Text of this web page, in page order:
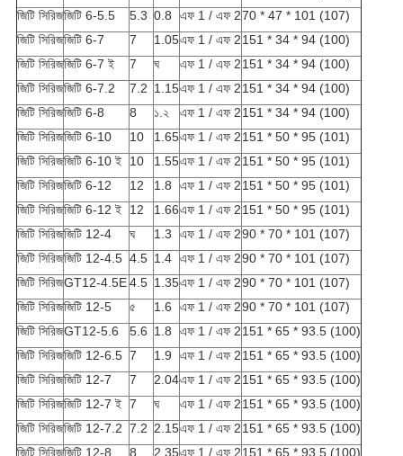
জিটি সিরিজজিটি 6-5.5 5.3 0.8 এফ 1 / এফ 270 * 47 * 101 (107)
জিটি সিরিজজিটি 6-7 7 1.05এফ 1 / এফ 2151 * 34 * 94 (100)
জিটি সিরিজজিটি 6-7 ই 7 ঘ এফ 1 / এফ 2151 * 34 * 94 (100)
জিটি সিরিজজিটি 6-7.2 7.2 1.15এফ 1 / এফ 2151 * 34 * 94 (100)
জিটি সিরিজজিটি 6-8 8 ১.২ এফ 1 / এফ 2151 * 34 * 94 (100)
জিটি সিরিজজিটি 6-10 10 1.65এফ 1 / এফ 2151 * 50 * 95 (101)
জিটি সিরিজজিটি 6-10 ই 10 1.55এফ 1 / এফ 2151 * 50 * 95 (101)
জিটি সিরিজজিটি 6-12 12 1.8 এফ 1 / এফ 2151 * 50 * 95 (101)
জিটি সিরিজজিটি 6-12 ই 12 1.66এফ 1 / এফ 2151 * 50 * 95 (101)
জিটি সিরিজজিটি 12-4 ঘ 1.3 এফ 1 / এফ 290 * 70 * 101 (107)
জিটি সিরিজজিটি 12-4.5 4.5 1.4 এফ 1 / এফ 290 * 70 * 101 (107)
জিটি সিরিজGT12-4.5E4.5 1.35এফ 1 / এফ 290 * 70 * 101 (107)
জিটি সিরিজজিটি 12-5 ৫ 1.6 এফ 1 / এফ 290 * 70 * 101 (107)
জিটি সিরিজGT12-5.6 5.6 1.8 এফ 1 / এফ 2151 * 65 * 93.5 (100)
জিটি সিরিজজিটি 12-6.5 7 1.9 এফ 1 / এফ 2151 * 65 * 93.5 (100)
জিটি সিরিজজিটি 12-7 7 2.04এফ 1 / এফ 2151 * 65 * 93.5 (100)
জিটি সিরিজজিটি 12-7 ই 7 ঘ এফ 1 / এফ 2151 * 65 * 93.5 (100)
জিটি সিরিজজিটি 12-7.2 7.2 2.15এফ 1 / এফ 2151 * 65 * 93.5 (100)
জিটি সিরিজজিটি 12-8 8 2.35এফ 1 / এফ 2151 * 65 * 93.5 (100)